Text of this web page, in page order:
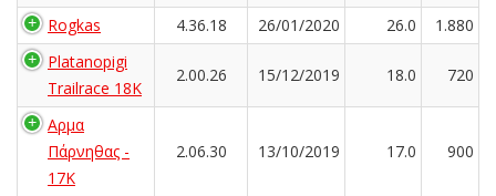
Rogkas 4.36.18 26/01/2020 26.0
1.880
Platanopigi
Trailrace 18K
2.00.26 15/12/2019 18.0 720
Αρμα
Πάρνηθας -
17K
2.06.30 13/10/2019 17.0 900